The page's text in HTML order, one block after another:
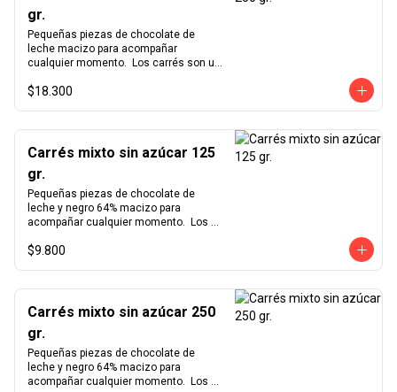
gr.
Pequeñas piezas de chocolate de
leche macizo para acompañar
cualquier momento.  Los carrés son un
degustar nuestro exquisito chocolate
$18.300
Carrés mixto sin azúcar 125
gr.
Pequeñas piezas de chocolate de
leche y negro 64% macizo para
acompañar cualquier momento.  Los
cómodo para degustar nuestro
sin azúcar.
$9.800
Carrés mixto sin azúcar 250
gr.
Pequeñas piezas de chocolate de
leche y negro 64% macizo para
acompañar cualquier momento.  Los